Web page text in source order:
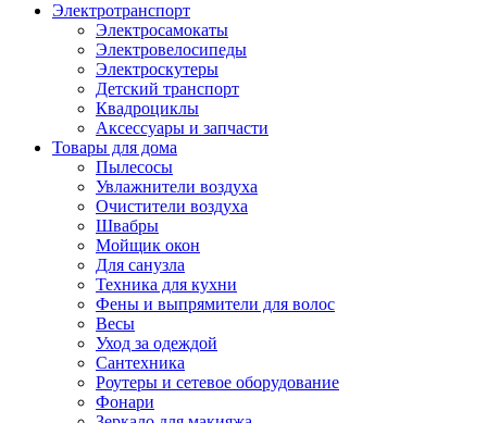
Электротранспорт
Электросамокаты
Электровелосипеды
Электроскутеры
Детский транспорт
Квадроциклы
Аксессуары и запчасти
Товары для дома
Пылесосы
Увлажнители воздуха
Очистители воздуха
Швабры
Мойщик окон
Для санузла
Техника для кухни
Фены и выпрямители для волос
Весы
Уход за одеждой
Сантехника
Роутеры и сетевое оборудование
Фонари